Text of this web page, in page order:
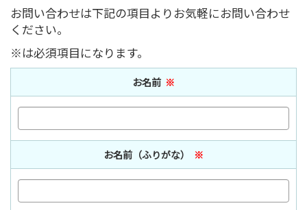
お問い合わせは下記の項目よりお気軽にお問い合わせ
ください。
※は必須項目になります。
お名前 ※
お名前（ふりがな） ※